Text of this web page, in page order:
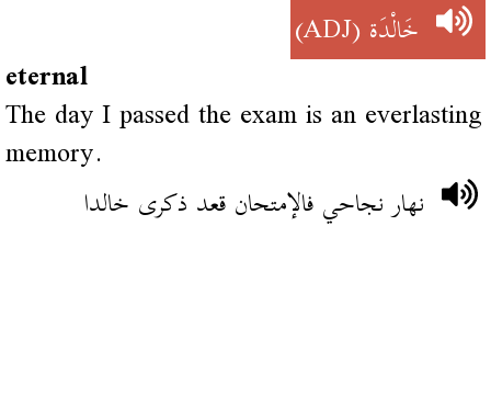
خَالْدَة(ADJ)
eternal
The day I passed the exam is an everlasting
memory.
نهار نجاحي فالإمتحان قعد ذكرى خالدا